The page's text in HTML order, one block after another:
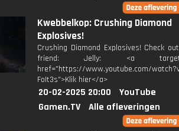
Kwebbelkop: Crushing Diamond
Explosives!
Crushing Diamond Explosives! Check
friend: Jelly: <a
href="https://www.youtube.com/
FoIt3s">Klik hier</a>
20-02-2025 20:00
YouTube
Gamen.TV
Alle afleveringen